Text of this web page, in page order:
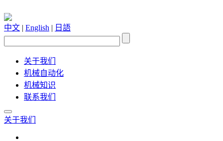
中文 | English | 日語
关于我们
机械自动化
机械知识
联系我们
关于我们